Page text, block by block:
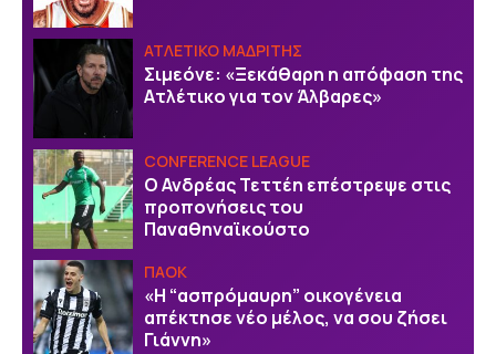
ΑΤΛΕΤΙΚΟ ΜΑΔΡΙΤΗΣ
Σιμεόνε: «Ξεκάθαρη η απόφαση της
Ατλέτικο για τον Άλβαρες»
CONFERENCE LEAGUE
Ο Ανδρέας Τεττέη επέστρεψε στις
προπονήσεις του
Παναθηναϊκούστο
ΠΑΟΚ
«Η “ασπρόμαυρη” οικογένεια
απέκτησε νέο μέλος, να σου ζήσει
Γιάννη»